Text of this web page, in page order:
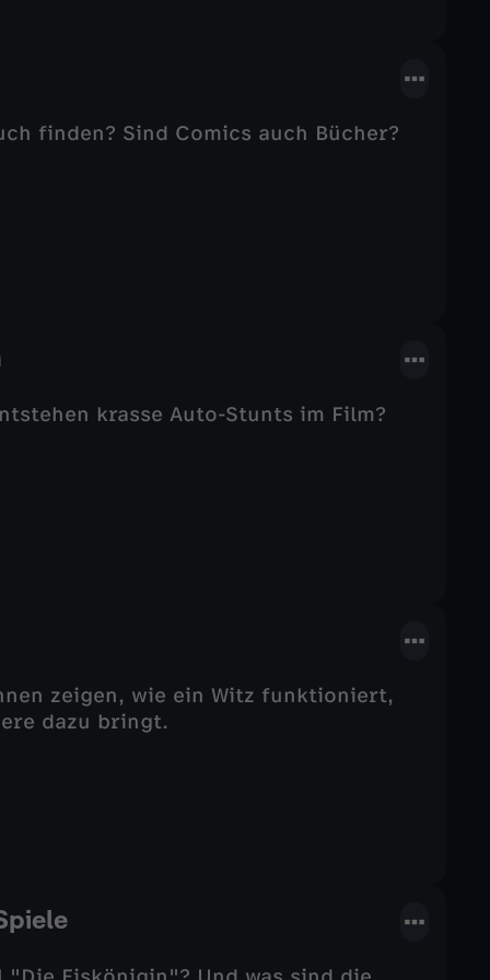
finden? Sind Comics auch Bücher?
krasse Auto-Stunts im Film?
zeigen, wie ein Witz funktioniert,
dazu bringt.